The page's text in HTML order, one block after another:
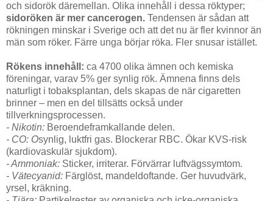
och sidorök däremellan. Olika innehåll i dessa röktyper;
sidoröken är mer cancerogen. Tendensen är sådan att
rökningen minskar i Sverige och att det nu är fler kvinnor än
män som röker. Färre unga börjar röka. Fler snusar istället.
Rökens innehåll: ca 4700 olika ämnen och kemiska
föreningar, varav 5% ger synlig rök. Ämnena finns dels
naturligt i tobaksplantan, dels skapas de när cigaretten
brinner – men en del tillsätts också under
tillverkningsprocessen.
- Nikotin: Beroendeframkallande delen.
- CO: Osynlig, luktfri gas. Blockerar RBC. Ökar KVS-risk
(kardiovaskulär sjukdom).
- Ammoniak: Sticker, irriterar. Förvärrar luftvägssymtom.
- Vätecyanid: Färglöst, mandeldoftande. Ger huvudvärk,
yrsel, kräkning.